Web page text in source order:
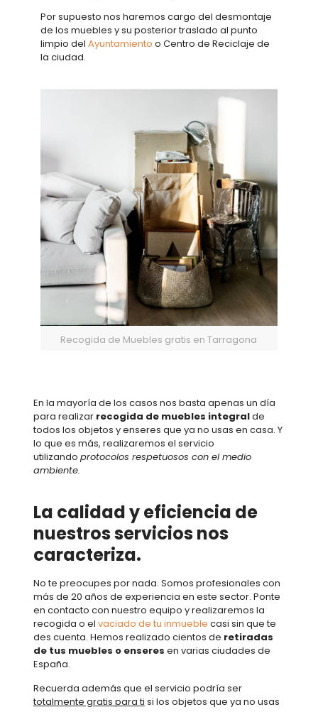
Por supuesto nos haremos cargo del desmontaje
de los muebles y su posterior traslado al punto
limpio del Ayuntamiento o Centro de Reciclaje de
la ciudad.
Recogida de Muebles gratis en Tarragona
En la mayoría de los casos nos basta apenas un día
para realizar recogida de muebles integralde
todos los objetos y enseres que ya no usas en casa. Y
lo que es más, realizaremos el servicio
utilizando protocolos respetuosos con el medio
ambiente.
La calidad y eficiencia de
nuestros servicios nos
caracteriza.
No te preocupes por nada. Somos profesionales con
más de 20 años de experiencia en este sector. Ponte
en contacto con nuestro equipo y realizaremos la
recogida o el vaciado de tu inmueble casi sin que te
des cuenta. Hemos realizado cientos de retiradas
de tus muebles o enseres en varias ciudades de
España.
Recuerda además que el servicio podría ser
totalmente gratis para ti si los objetos que ya no usas